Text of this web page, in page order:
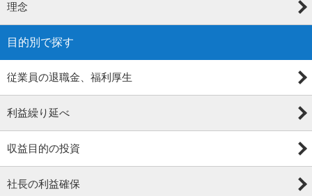
理念
目的別で探す
従業員の退職金、福利厚生
利益繰り延べ
収益目的の投資
社長の利益確保